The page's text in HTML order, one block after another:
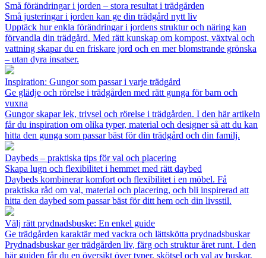
Små förändringar i jorden – stora resultat i trädgården
Små justeringar i jorden kan ge din trädgård nytt liv
Upptäck hur enkla förändringar i jordens struktur och näring kan
förvandla din trädgård. Med rätt kunskap om kompost, växtval och
vattning skapar du en friskare jord och en mer blomstrande grönska
– utan dyra insatser.
Inspiration: Gungor som passar i varje trädgård
Ge glädje och rörelse i trädgården med rätt gunga för barn och
vuxna
Gungor skapar lek, trivsel och rörelse i trädgården. I den här artikeln
får du inspiration om olika typer, material och designer så att du kan
hitta den gunga som passar bäst för din trädgård och din familj.
Daybeds – praktiska tips för val och placering
Skapa lugn och flexibilitet i hemmet med rätt daybed
Daybeds kombinerar komfort och flexibilitet i en möbel. Få
praktiska råd om val, material och placering, och bli inspirerad att
hitta den daybed som passar bäst för ditt hem och din livsstil.
Välj rätt prydnadsbuske: En enkel guide
Ge trädgården karaktär med vackra och lättskötta prydnadsbuskar
Prydnadsbuskar ger trädgården liv, färg och struktur året runt. I den
här guiden får du en översikt över typer, skötsel och val av buskar,